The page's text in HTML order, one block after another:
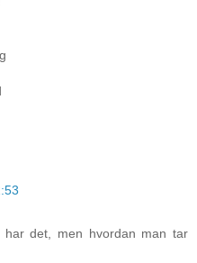
det, men hvordan man tar